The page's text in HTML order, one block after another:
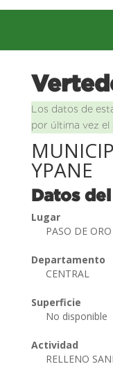
Los datos de
por última vez el
YPANE
Datos
Lugar
PASO DE ORO
Departamento
CENTRAL
Superficie
No disponible
Actividad
RELLENO